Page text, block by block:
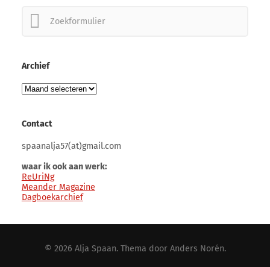
Zoeken
Archief
Archief
Contact
spaanalja57(at)gmail.com
waar ik ook aan werk:
ReUriNg
Meander Magazine
Dagboekarchief
© 2026 Alja Spaan. Thema door Anders Norén.